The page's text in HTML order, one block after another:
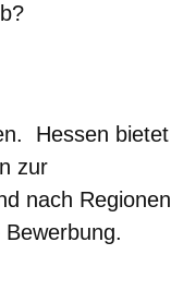
Hessen bietet
zur
nach Regionen